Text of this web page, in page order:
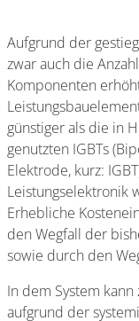
Aufgrund der
zwar auch die
Komponenten
günstiger als die in
genutzten IGBTs
Elektrode, kurz:
Leistungselektronik
Erhebliche
den Wegfall der
sowie durch den
In dem System
aufgrund der